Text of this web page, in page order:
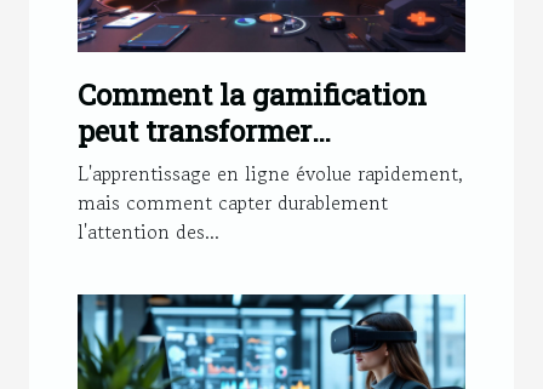
Comment la gamification
peut transformer
l'apprentissage en ligne ?
L'apprentissage en ligne évolue rapidement,
mais comment capter durablement
l'attention des...